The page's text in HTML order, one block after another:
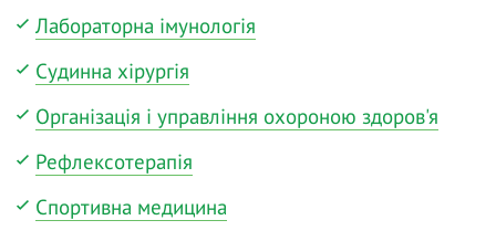
Лабораторна імунологія
Судинна хірургія
Організація і управління охороною здоров'я
Рефлексотерапія
Спортивна медицина